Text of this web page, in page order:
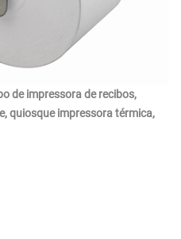
de impressora de recibos,
quiosque impressora térmica,